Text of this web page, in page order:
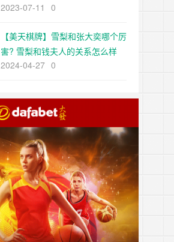
兰)、引退！【EV扑克官网】
2023-07-11 0
【美天棋牌】雪梨和张大奕哪个厉
害? 雪梨和钱夫人的关系怎么样
2024-04-27 0